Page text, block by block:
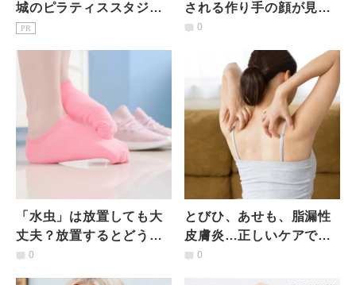
城のピラティススタジオ7
選｜初心者・女性専用を
PR
される作り手の顔が見え
るスキンケア「FAS」の
0
「水虫」は放置しても大
丈夫？放置するとどうな
る？実は怖い〈水虫〉と
0
とびひ、あせも、脂漏性
皮膚炎…正しいケアで早
めに対処！薬剤師が教え
0